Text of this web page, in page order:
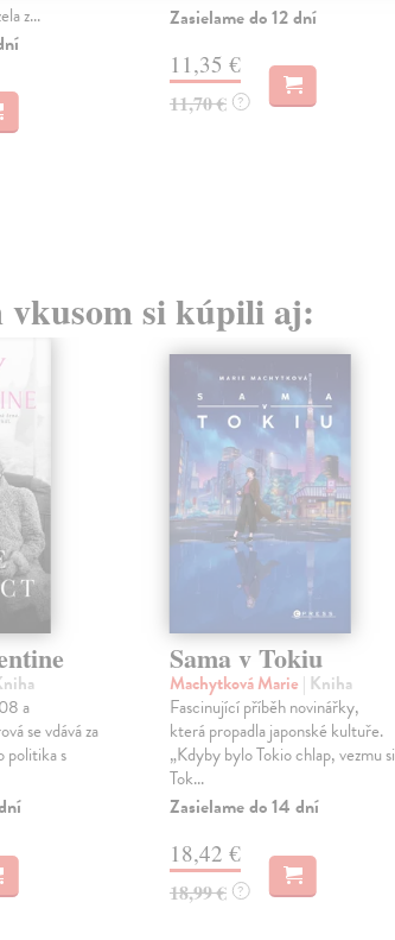
z...
Zasielame do 12 dní
11,35 €
11,70 € ?
vkusom si kúpili aj:
a
se vdává za
politika s
Sama v Tokiu
Machytková Marie | Kniha
Fascinující příběh novinářky,
která propadla japonské kultuře.
„Kdyby bylo Tokio chlap, vezmu si
Tok...
Zasielame do 14 dní
18,42 €
18,99 € ?